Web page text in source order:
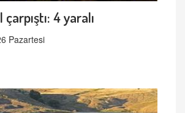
4 yaralı
Pazartesi